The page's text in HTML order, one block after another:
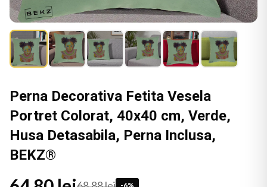
Perna Decorativa Fetita Vesela
Portret Colorat, 40x40 cm, Verde,
Husa Detasabila, Perna Inclusa,
BEKZ®
-6%